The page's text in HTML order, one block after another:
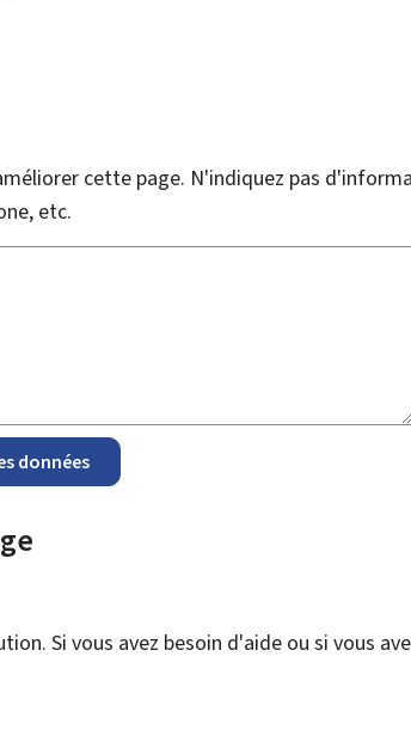
cette page. N'indiquez pas
etc.
données
Si vous avez besoin d'aide ou si vous